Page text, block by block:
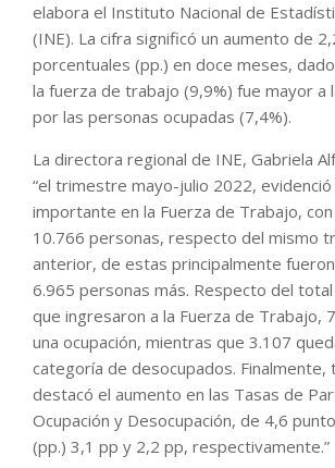
elabora el Instituto Nacional de
(INE). La cifra significó un aumento de
porcentuales (pp.) en doce meses,
la fuerza de trabajo (9,9%) fue mayor a
por las personas ocupadas (7,4%).
La directora regional de INE, Gabriela
“el trimestre mayo-julio 2022,
importante en la Fuerza de Trabajo,
10.766 personas, respecto del mismo
anterior, de estas principalmente
6.965 personas más. Respecto del
que ingresaron a la Fuerza de Trabajo,
una ocupación, mientras que 3.107
categoría de desocupados. Finalmente,
destacó el aumento en las Tasas de
Ocupación y Desocupación, de 4,6
(pp.) 3,1 pp y 2,2 pp, respectivamente.”